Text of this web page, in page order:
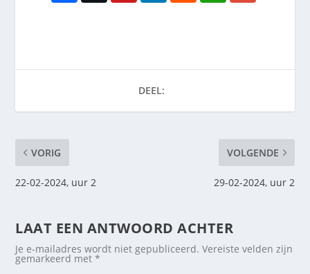
DEEL:
VORIG
22-02-2024, uur 2
VOLGENDE
29-02-2024, uur 2
LAAT EEN ANTWOORD ACHTER
Je e-mailadres wordt niet gepubliceerd. Vereiste velden zijn
gemarkeerd met*